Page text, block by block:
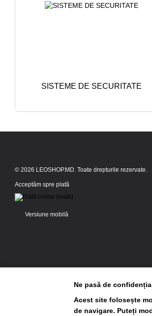
SISTEME DE SECURITATE
© 2026 LEOSHOP.MD. Toate drepturile rezervate.
Acceptăm spre plată
Versiune mobilă
Ne pasă de
Acest site folosește
de navigare. Puteți